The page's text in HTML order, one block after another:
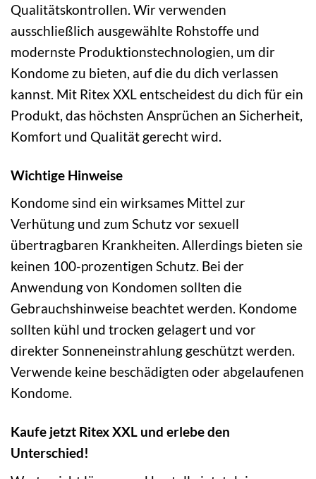
Qualitätskontrollen. Wir verwenden
ausschließlich ausgewählte Rohstoffe und
modernste Produktionstechnologien, um dir
Kondome zu bieten, auf die du dich verlassen
kannst. Mit Ritex XXL entscheidest du dich für ein
Produkt, das höchsten Ansprüchen an Sicherheit,
Komfort und Qualität gerecht wird.
Wichtige Hinweise
Kondome sind ein wirksames Mittel zur
Verhütung und zum Schutz vor sexuell
übertragbaren Krankheiten. Allerdings bieten sie
keinen 100-prozentigen Schutz. Bei der
Anwendung von Kondomen sollten die
Gebrauchshinweise beachtet werden. Kondome
sollten kühl und trocken gelagert und vor
direkter Sonneneinstrahlung geschützt werden.
Verwende keine beschädigten oder abgelaufenen
Kondome.
Kaufe jetzt Ritex XXL und erlebe den
Unterschied!